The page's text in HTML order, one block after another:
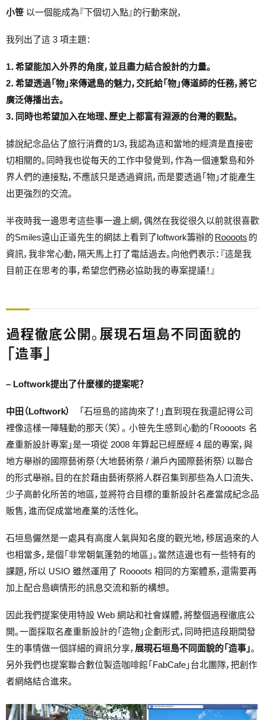
小笹 以一個能成為『下個切入點』的行動來說，
我列出了這 3 項主題：
1．希望能加入外界的角度，並且盡力結合設計的力量。
2．希望透過「物」來傳遞島的魅力，交託給「物」傳道師的任務，將它
廣泛傳播出去。
3．同時也希望加入在地理、歷史上都富有淵源的台灣的觀點。
據說紀念品佔了旅行消費的1/3，我認為這和當地的經濟是直接密
切相關的。同時我也從每天的工作中發覺到，作為一個連繫島和外
界人們的連接點，不應該只是透過資訊，而是要透過「物」才能產生
出更強烈的交流。
半夜時我一邊思考這些事一邊上網，偶然在我從很久以前就很喜歡
的Smiles遠山正道先生的網誌上看到了loftwork籌辦的 Roooots 的
資訊，我非常心動，隔天馬上打了電話過去。向他們表示：『這是我
目前正在思考的事，希望您們務必協助我的專案提議！』
過程徹底公開。展現石垣島不同面貌的
「造事」
– Loftwork提出了什麼樣的提案呢？
中田（Loftwork）
「石垣島的諮詢來了！」直到現在我還記得公司
裡像這樣一陣騷動的那天（笑）。 小笹先生感到心動的「Roooots 名
產重新設計專案」是一項從 2008 年算起已經歷經 4 屆的專案，與
地方舉辦的國際藝術祭（大地藝術祭 / 瀨戶內國際藝術祭）以聯合
的形式舉辦。目的在於藉由藝術祭將人群召集到那些為人口流失、
少子高齡化所苦的地區，並將符合目標的重新設計名產當成紀念品
販售，進而促成當地產業的活性化。
石垣島儼然是一處具有高度人氣與知名度的觀光地，移居過來的人
也相當多，是個「非常朝氣蓬勃的地區」。當然這邊也有一些特有的
課題，所以 USIO 雖然運用了 Roooots 相同的方案體系，還需要再
加上配合島嶼情形的訊息交流和新的構想。
因此我們提案使用特設 Web 網站和社會媒體，將整個過程徹底公
開。一面採取名產重新設計的「造物」企劃形式，同時把這段期間發
生的事情做一個詳細的資訊分享， 展現石垣島不同面貌的「造事」。
另外我們也提案聯合數位製造咖啡館「FabCafe」台北團隊，把創作
者網絡結合進來。